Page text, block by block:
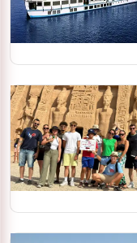
Caire, visitez les
de Gizehet le
hébergements
croisières sur le Nil
immersives et
vosCroisières de luxe
pour un voyage à
La clé magique pour
en Égypte, ce sont
vous demandez
? La réponse est